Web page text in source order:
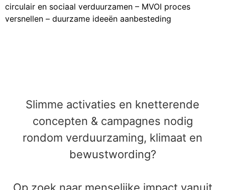
circulair en sociaal verduurzamen – MVOI proces
versnellen – duurzame ideeën aanbesteding
Slimme activaties en knetterende
concepten & campagnes nodig
rondom verduurzaming, klimaat en
bewustwording?